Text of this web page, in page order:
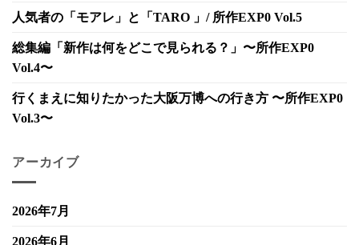
人気者の「モアレ」と「TARO 」/ 所作EXP0 Vol.5
総集編「新作は何をどこで見られる？」〜所作EXP0
Vol.4〜
行くまえに知りたかった大阪万博への行き方 〜所作EXP0
Vol.3〜
アーカイブ
2026年7月
2026年6月